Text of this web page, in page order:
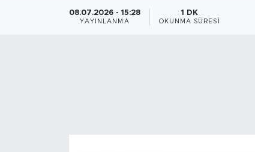
08.07.2026 - 15:28
YAYINLANMA
1 DK
OKUNMA SÜRESI
Kültür- Sanat
Haber Arşivi